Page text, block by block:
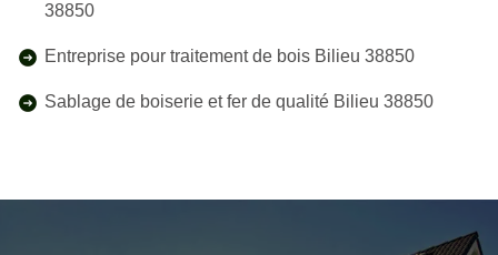
38850
Entreprise pour traitement de bois Bilieu 38850
Sablage de boiserie et fer de qualité Bilieu 38850